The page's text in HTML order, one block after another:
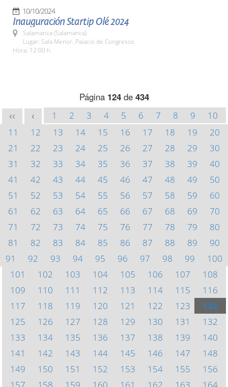
10/10/2024
Inauguración Startip Olé 2024
Salamanca (Salamanca)
Lugar: Sala Menor. Palacio de Congresos
Hora: 12:00 h.
Página 124de 434
<< < 1 2 3 4 5 6 7 8 9
10
11
12 13 14 15 16 17 18 19
20
21
22 23 24 25 26 27 28 29
30
31
32 33 34 35 36 37 38 39
40
41
42 43 44 45 46 47 48 49
50
51
52 53 54 55 56 57 58 59
60
61
62 63 64 65 66 67 68 69
70
71
72 73 74 75 76 77 78 79
80
81
82 83 84 85 86 87 88 89
90
91
92 93 94 95 96 97 98 99
100
101
102 103 104 105 106 107
108
109
110 111 112 113 114 115
116
117
118 119 120 121 122 123
124
125
126 127 128 129 130 131
132
133
134 135 136 137 138 139
140
141
142 143 144 145 146 147
148
149
150 151 152 153 154 155
156